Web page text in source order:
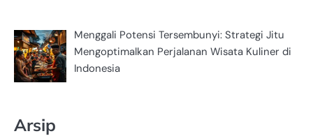
Menggali Potensi Tersembunyi: Strategi Jitu
Mengoptimalkan Perjalanan Wisata Kuliner di
Indonesia
Arsip